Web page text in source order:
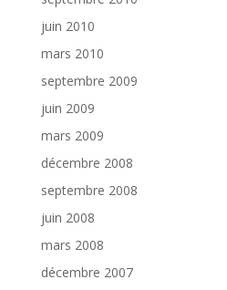
juin 2010
mars 2010
septembre 2009
juin 2009
mars 2009
décembre 2008
septembre 2008
juin 2008
mars 2008
décembre 2007